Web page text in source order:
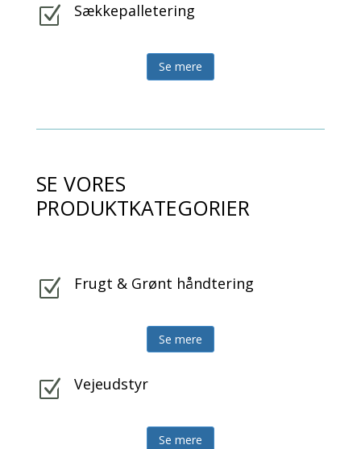
Z Sækkepalletering
Se mere
SE VORES
PRODUKTKATEGORIER
Z Frugt & Grønt håndtering
Se mere
Z Vejeudstyr
Se mere